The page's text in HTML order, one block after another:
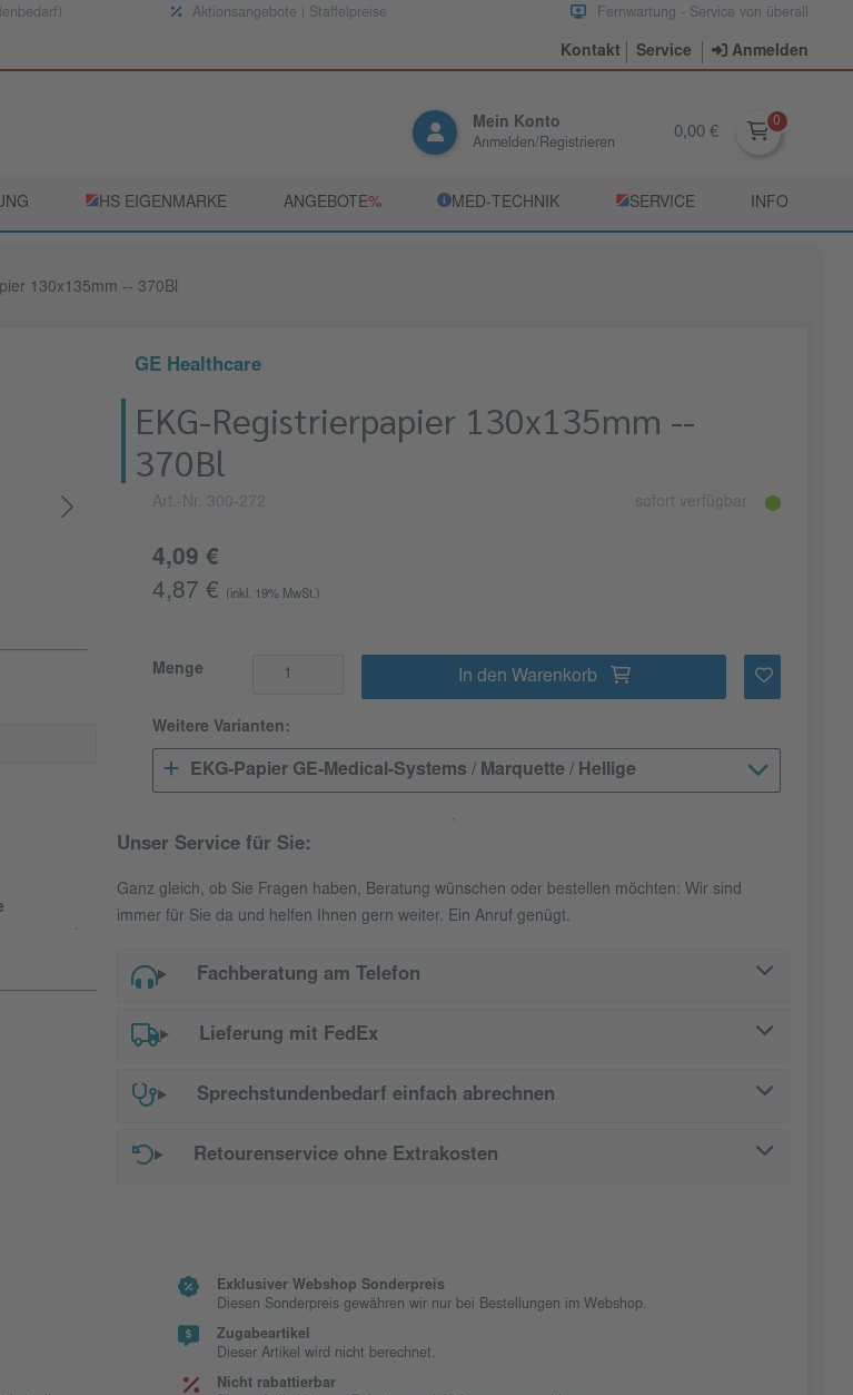
Aktionsangebote | Staffelpreise Fernwartung - Service von überall
Kontakt Service Anmelden
Mein Konto
Anmelden/Registrieren
0,00 €
­HS EIGENMARKE ANGEBOTE­% ­MED‑TECHNIK ­SERVICE INFO
130x135mm -- 370Bl
GE Healthcare
EKG-Registrierpapier 130x135mm --
370Bl
Art.-Nr. 300-272 sofort verfügbar
4,09 €
4,87 €
(inkl. 19% MwSt.)
Menge In den Warenkorb
Weitere Varianten:
EKG-Papier GE-Medical-Systems / Marquette / Hellige
Unser Service für Sie:
Ganz gleich, ob Sie Fragen haben, Beratung wünschen oder bestellen möchten: Wir sind
immer für Sie da und helfen Ihnen gern weiter. Ein Anruf genügt.
Fachberatung am Telefon
Lieferung mit FedEx
Sprechstundenbedarf einfach abrechnen
Retourenservice ohne Extrakosten
Exklusiver Webshop Sonderpreis
Diesen Sonderpreis gewähren wir nur bei Bestellungen im Webshop.
Zugabeartikel
Dieser Artikel wird nicht berechnet.
Nicht rabattierbar